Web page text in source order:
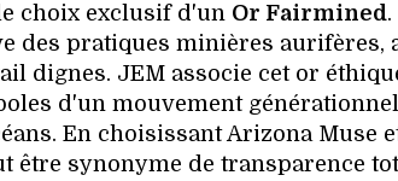
choix exclusif d'un Or Fairmined.
des pratiques minières aurifères,
dignes. JEM associe cet or
d'un mouvement
En choisissant Arizona Muse
être synonyme de transparence